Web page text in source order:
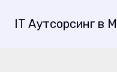
содержимому
IT Аутсорсинг в